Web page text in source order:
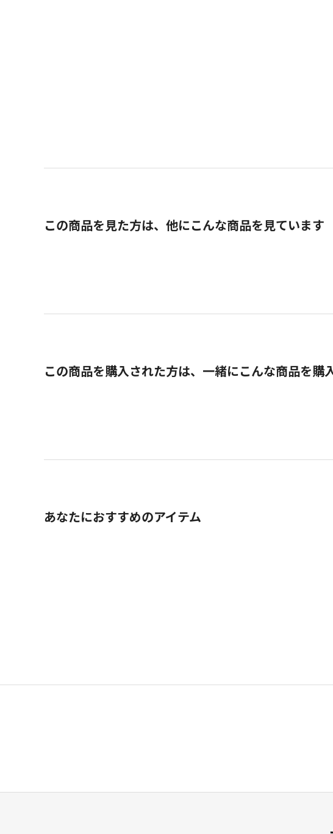
この商品を見た方は、他にこんな商品を見ています
この商品を購入された方は、一緒にこんな商品を購
あなたにおすすめのアイテム